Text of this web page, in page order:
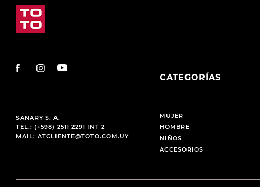
SANARY S. A.
TEL.: (+598) 2511 2291 INT 2
MAIL: ATCLIENTE@TOTO.COM.UY
CATEGORÍAS
MUJER
HOMBRE
NIÑOS
ACCESORIOS